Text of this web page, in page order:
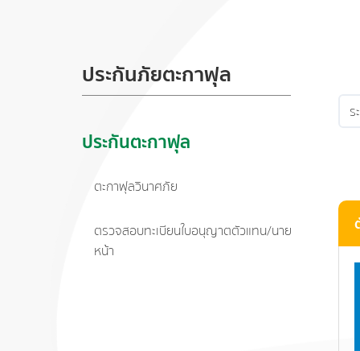
ประกันภัยตะกาฟุล
ประกันตะกาฟุล
ตะกาฟุลวินาศภัย
ตรวจสอบทะเบียนใบอนุญาตตัวแทน/นาย
หน้า